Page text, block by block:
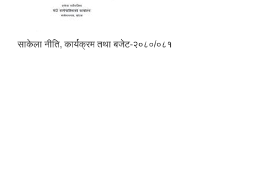
साकेला नीति, कार्यक्रम तथा बजेट-२०८०/०८१